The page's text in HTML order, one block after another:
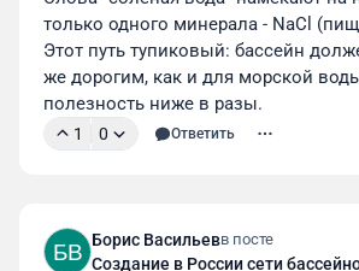
только одного минерала - NaCl
Этот путь тупиковый: бассейн
же дорогим, как и для морской
полезность ниже в разы.
1 0 Ответить
БВ Борис Васильевв посте
Создание в России сети